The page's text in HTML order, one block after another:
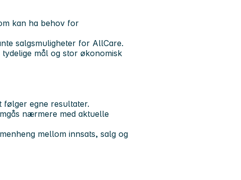
kan ha behov for
salgsmuligheter for AllCare.
mål og stor økonomisk
følger egne resultater.
nærmere med aktuelle
mellom innsats, salg og